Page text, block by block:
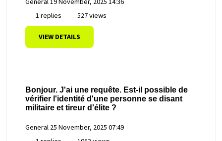
1 replies
527 views
VIEW DETAILS
Bonjour. J'ai une requête. Est-il possible de
vérifier l'identité d'une personne se disant
militaire et tireur d'élite ?
General 25 November, 2025 07:49